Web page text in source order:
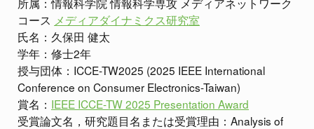
コース メディアダイナミクス研究室
氏名：久保田 健太
学年：修士2年
授与団体：ICCE-TW2025 (2025 IEEE International
Conference on Consumer Electronics-Taiwan)
賞名： IEEE ICCE-TW 2025 Presentation Award
受賞論文名，研究題目名または受賞理由：Analysis of